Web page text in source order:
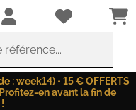
: week14) • 15 € OFFERTS
en avant la fin de